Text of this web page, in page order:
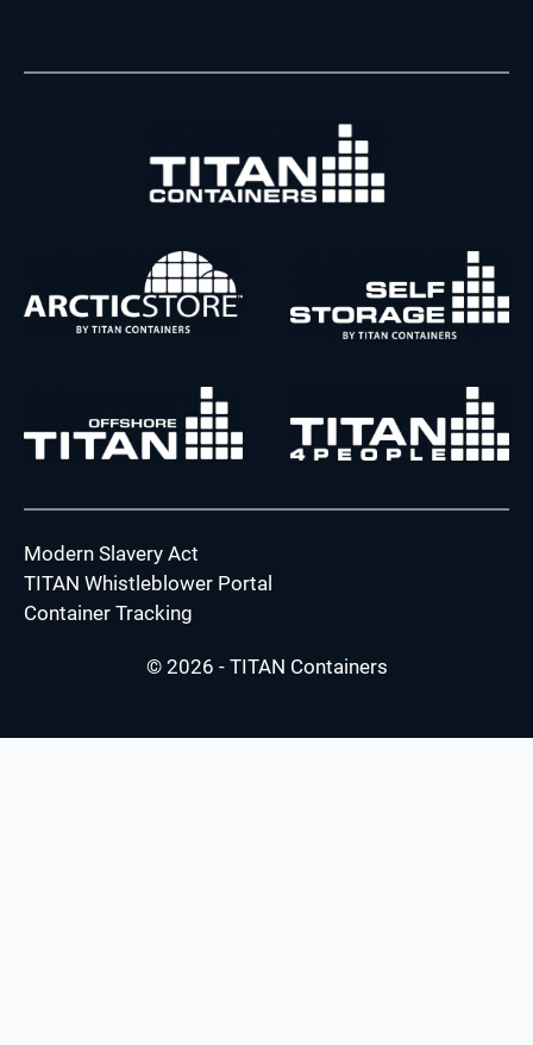
Modern Slavery Act
TITAN Whistleblower Portal
Container Tracking
© 2026 - TITAN Containers